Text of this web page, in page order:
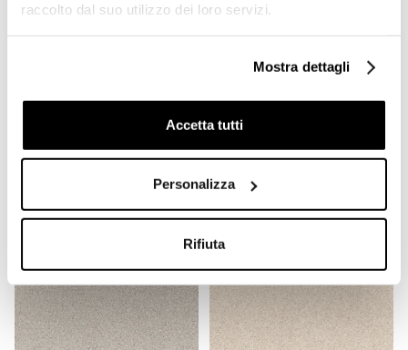
raccolto dal suo utilizzo dei loro servizi.
Mostra dettagli
Accetta tutti
Personalizza
Rifiuta
Gres porcellanato effetto
Lines 3/A, Ceramica
Gres porcellanato effetto
60x120cm - Lines 3/B,